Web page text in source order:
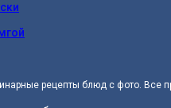
рецепты блюд с фото. Все